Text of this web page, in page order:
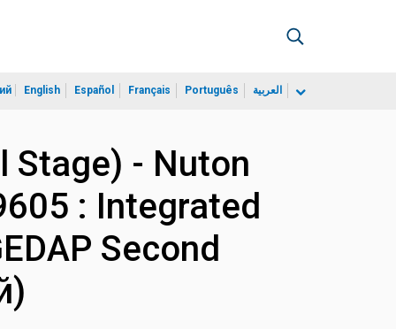
English Español Français Português العربية
Stage) - Nuton
: Integrated
Second